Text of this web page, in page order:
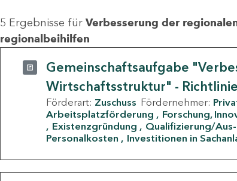
5 Ergebnisse für Verbesserung der
regionalbeihilfen
Gemeinschaftsaufgabe
Wirtschaftsstruktur" - Richtlinie
Förderart: Zuschuss Fördernehmer:
Arbeitsplatzförderung
Forschung,
Existenzgründung
Qualifizierung/
Personalkosten
Investitionen in